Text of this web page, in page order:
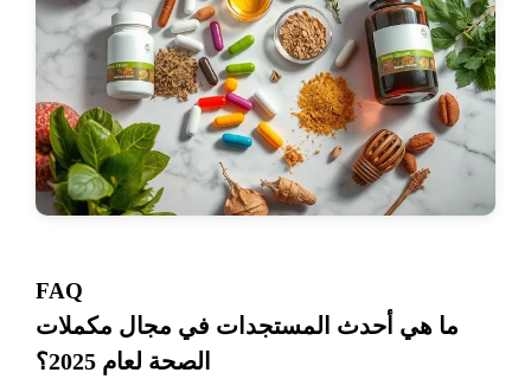
FAQ
ما هي أحدث المستجدات في مجال مكملات
الصحة لعام 2025؟